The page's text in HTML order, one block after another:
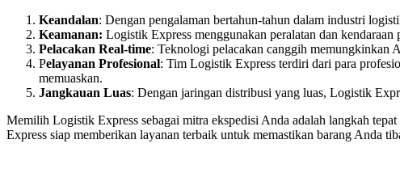
Keandalan: Dengan pengalaman bertahun-tahun dalam industri
Keamanan: Logistik Express menggunakan peralatan dan
Pelacakan Real-time: Teknologi pelacakan canggih memungkinkan
Pelayanan Profesional: Tim Logistik Express terdiri dari para
memuaskan.
Jangkauan Luas: Dengan jaringan distribusi yang luas, Logistik
Memilih Logistik Express sebagai mitra ekspedisi Anda adalah langkah
Express siap memberikan layanan terbaik untuk memastikan barang Anda